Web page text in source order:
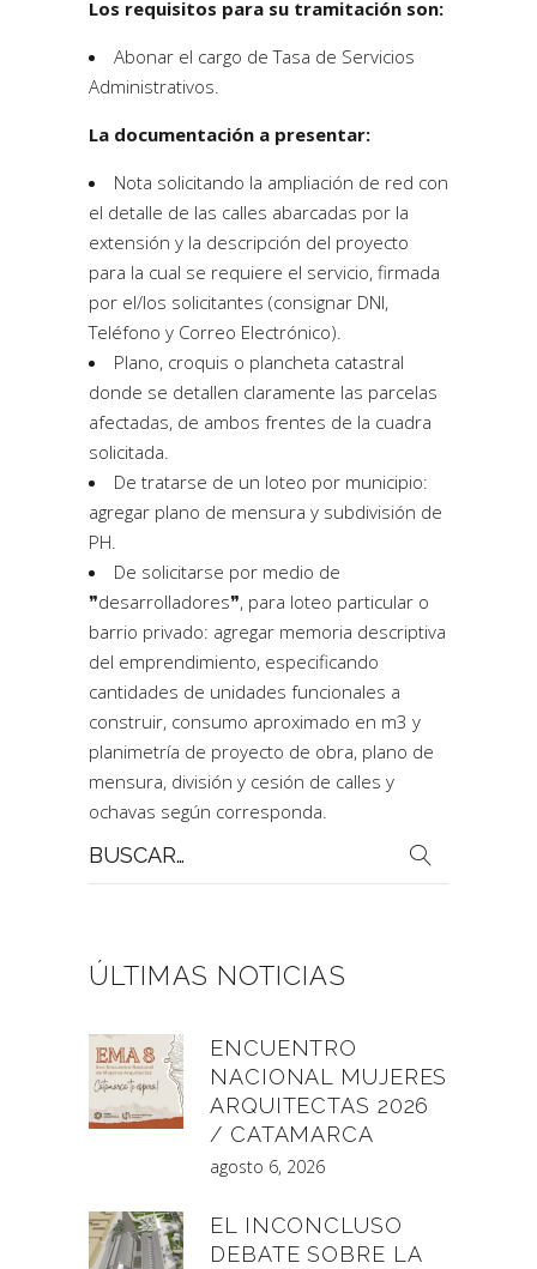
Los requisitos para su tramitación son:
Abonar el cargo de Tasa de Servicios
Administrativos.
La documentación a presentar:
Nota solicitando la ampliación de red con
el detalle de las calles abarcadas por la
extensión y la descripción del proyecto
para la cual se requiere el servicio, firmada
por el/los solicitantes (consignar DNI,
Teléfono y Correo Electrónico).
Plano, croquis o plancheta catastral
donde se detallen claramente las parcelas
afectadas, de ambos frentes de la cuadra
solicitada.
De tratarse de un loteo por municipio:
agregar plano de mensura y subdivisión de
PH.
De solicitarse por medio de
❞desarrolladores❞, para loteo particular o
barrio privado: agregar memoria descriptiva
del emprendimiento, especificando
cantidades de unidades funcionales a
construir, consumo aproximado en m3 y
planimetría de proyecto de obra, plano de
mensura, división y cesión de calles y
ochavas según corresponda.
por:
ÚLTIMAS NOTICIAS
ENCUENTRO
NACIONAL MUJERES
ARQUITECTAS 2026
/ CATAMARCA
agosto 6, 2026
EL INCONCLUSO
DEBATE SOBRE LA